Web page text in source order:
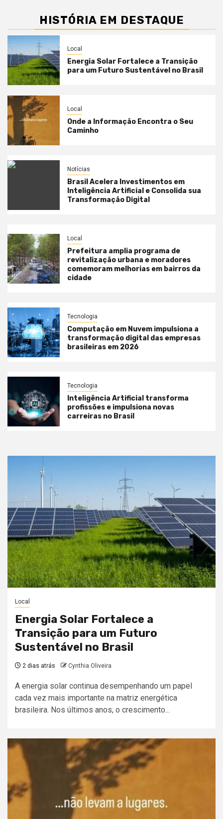
HISTÓRIA EM DESTAQUE
Local
Energia Solar Fortalece a Transição
para um Futuro Sustentável no Brasil
Local
Onde a Informação Encontra o Seu
Caminho
Notícias
Brasil Acelera Investimentos em
Inteligência Artificial e Consolida sua
Transformação Digital
Local
Prefeitura amplia programa de
revitalização urbana e moradores
comemoram melhorias em bairros da
cidade
Tecnologia
Computação em Nuvem impulsiona a
transformação digital das empresas
brasileiras em 2026
Tecnologia
Inteligência Artificial transforma
profissões e impulsiona novas
carreiras no Brasil
Local
Energia Solar Fortalece a
Transição para um Futuro
Sustentável no Brasil
2 dias atrás Cynthia Oliveira
A energia solar continua desempenhando um papel
cada vez mais importante na matriz energética
brasileira. Nos últimos anos, o crescimento...